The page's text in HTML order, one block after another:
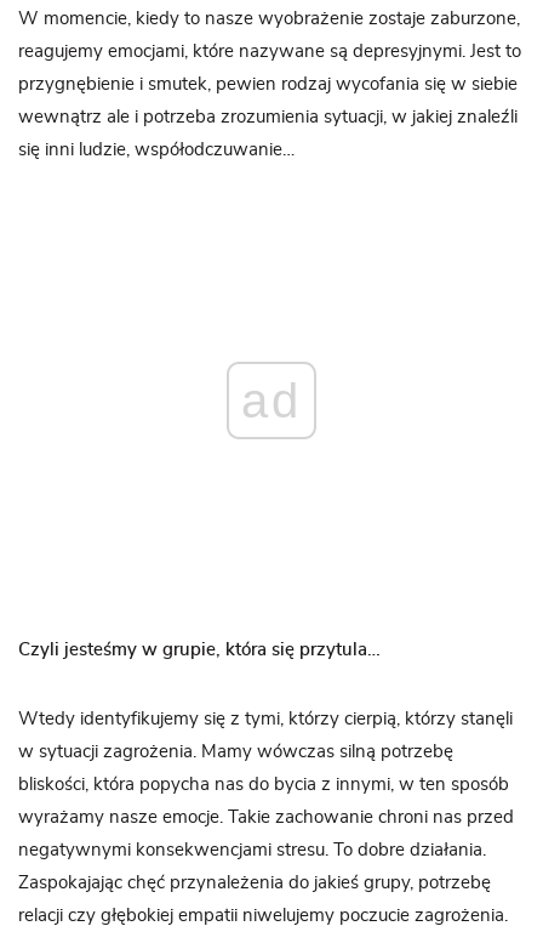
W momencie, kiedy to nasze wyobrażenie zostaje zaburzone,
reagujemy emocjami, które nazywane są depresyjnymi. Jest to
przygnębienie i smutek, pewien rodzaj wycofania się w siebie
wewnątrz ale i potrzeba zrozumienia sytuacji, w jakiej znaleźli
się inni ludzie, współodczuwanie…
ad
Czyli jesteśmy w grupie, która się przytula…
Wtedy identyfikujemy się z tymi, którzy cierpią, którzy stanęli
w sytuacji zagrożenia. Mamy wówczas silną potrzebę
bliskości, która popycha nas do bycia z innymi, w ten sposób
wyrażamy nasze emocje. Takie zachowanie chroni nas przed
negatywnymi konsekwencjami stresu. To dobre działania.
Zaspokajając chęć przynależenia do jakieś grupy, potrzebę
relacji czy głębokiej empatii niwelujemy poczucie zagrożenia.